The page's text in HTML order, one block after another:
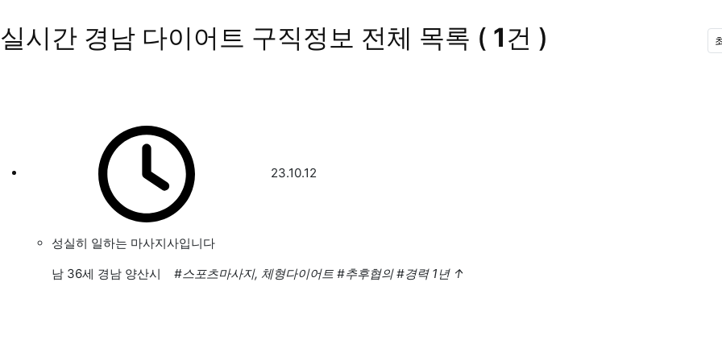
실시간 경남 다이어트 구직정보 전체 목록 ( 1건 )
23.10.12
성실히 일하는 마사지사입니다
남 36세 경남 양산시 #스포츠마사지, 체형다이어트 #추후협의 #경력 1년 ↑